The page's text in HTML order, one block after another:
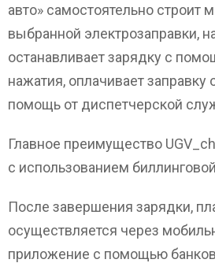
авто» самостоятельно строит
выбранной электрозаправки,
останавливает зарядку с
нажатия, оплачивает заправку
помощь от диспетчерской
Главное преимущество
с использованием
После завершения зарядки,
осуществляется через
приложение с помощью